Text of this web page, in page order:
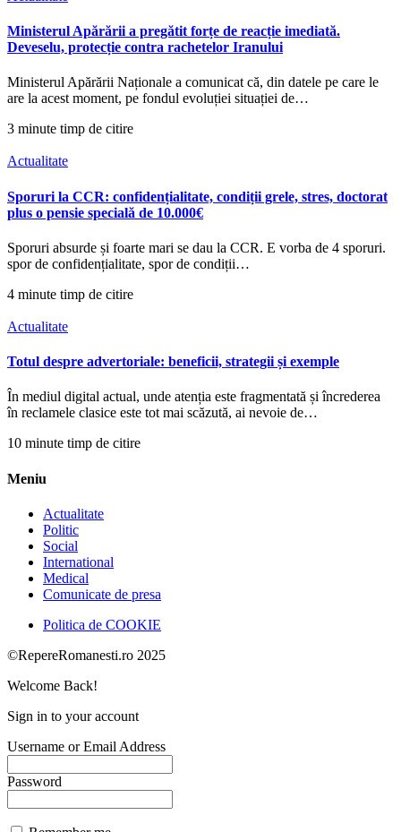
Ministerul Apărării a pregătit forțe de reacție imediată.
Deveselu, protecție contra rachetelor Iranului
Ministerul Apărării Naționale a comunicat că, din datele pe care le
are la acest moment, pe fondul evoluției situației de…
3 minute timp de citire
Actualitate
Sporuri la CCR: confidențialitate, condiții grele, stres, doctorat
plus o pensie specială de 10.000€
Sporuri absurde și foarte mari se dau la CCR. E vorba de 4 sporuri.
spor de confidențialitate, spor de condiții…
4 minute timp de citire
Actualitate
Totul despre advertoriale: beneficii, strategii și exemple
În mediul digital actual, unde atenția este fragmentată și încrederea
în reclamele clasice este tot mai scăzută, ai nevoie de…
10 minute timp de citire
Meniu
Actualitate
Politic
Social
International
Medical
Comunicate de presa
Politica de COOKIE
©RepereRomanesti.ro 2025
Welcome Back!
Sign in to your account
Username or Email Address
Password